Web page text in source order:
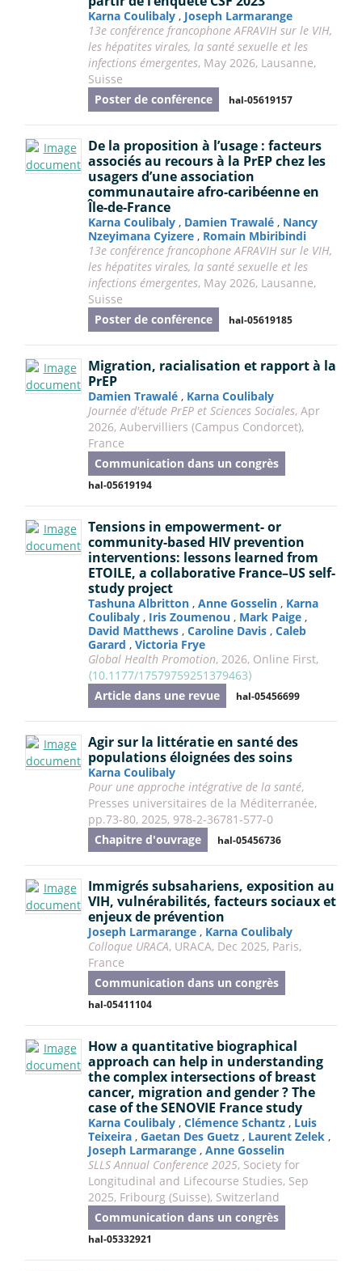
Karna Coulibaly , Joseph Larmarange
13e conférence francophone AFRAVIH sur le VIH,
les hépatites virales, la santé sexuelle et les
infections émergentes, May 2026, Lausanne,
Suisse
Poster de conférence
hal-05619157
De la proposition à l’usage : facteurs
associés au recours à la PrEP chez les
usagers d’une association
communautaire afro-caribéenne en
Île-de-France
Karna Coulibaly , Damien Trawalé , Nancy
Nzeyimana Cyizere , Romain Mbiribindi
13e conférence francophone AFRAVIH sur le VIH,
les hépatites virales, la santé sexuelle et les
infections émergentes, May 2026, Lausanne,
Suisse
Poster de conférence
hal-05619185
Migration, racialisation et rapport à la
PrEP
Damien Trawalé , Karna Coulibaly
Journée d'étude PrEP et Sciences Sociales, Apr
2026, Aubervilliers (Campus Condorcet),
France
Communication dans un congrès
hal-05619194
Tensions in empowerment- or
community-based HIV prevention
interventions: lessons learned from
ETOILE, a collaborative France–US self-
study project
Tashuna Albritton , Anne Gosselin , Karna
Coulibaly , Iris Zoumenou , Mark Paige ,
David Matthews , Caroline Davis , Caleb
Garard , Victoria Frye
Global Health Promotion, 2026, Online First,
⟨10.1177/17579759251379463⟩
Article dans une revue
hal-05456699
Agir sur la littératie en santé des
populations éloignées des soins
Karna Coulibaly
Pour une approche intégrative de la santé,
Presses universitaires de la Méditerranée,
pp.73-80, 2025, 978-2-36781-577-0
Chapitre d'ouvrage
hal-05456736
Immigrés subsahariens, exposition au
VIH, vulnérabilités, facteurs sociaux et
enjeux de prévention
Joseph Larmarange , Karna Coulibaly
Colloque URACA, URACA, Dec 2025, Paris,
France
Communication dans un congrès
hal-05411104
How a quantitative biographical
approach can help in understanding
the complex intersections of breast
cancer, migration and gender ? The
case of the SENOVIE France study
Karna Coulibaly , Clémence Schantz , Luis
Teixeira , Gaetan Des Guetz , Laurent Zelek ,
Joseph Larmarange , Anne Gosselin
SLLS Annual Conference 2025, Society for
Longitudinal and Lifecourse Studies, Sep
2025, Fribourg (Suisse), Switzerland
Communication dans un congrès
hal-05332921